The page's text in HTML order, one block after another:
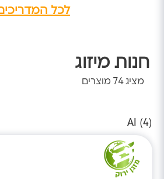
לכל
חנות מיזוג
מציג74 מוצרים
AI (4)